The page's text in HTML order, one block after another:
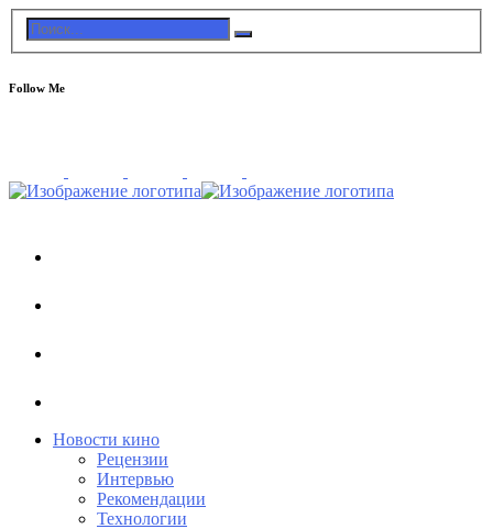
Follow Me
Новости кино
Рецензии
Интервью
Рекомендации
Технологии